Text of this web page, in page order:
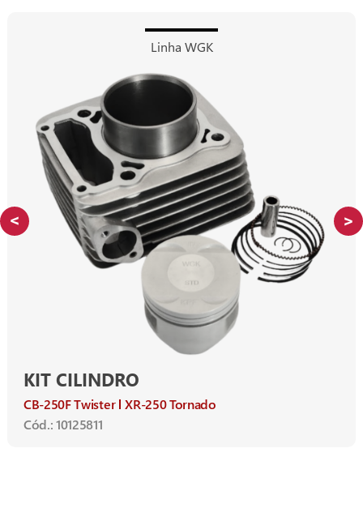
Linha WGK
KIT CILINDRO
CB-250F Twister XR-250 Tornado
Cód.: 10125811